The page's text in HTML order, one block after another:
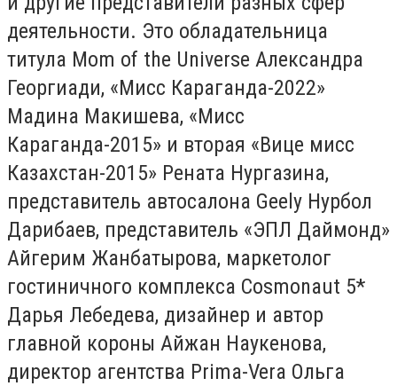
деятельности. Это обладательница
титула Mom of the Universe Александра
Георгиади, «Мисс Караганда-2022»
Мадина Макишева, «Мисс
Караганда-2015» и вторая «Вице мисс
Казахстан-2015» Рената Нургазина,
представитель автосалона Geely Нурбол
Дарибаев, представитель «ЭПЛ Даймонд»
Айгерим Жанбатырова, маркетолог
гостиничного комплекса Cosmonaut 5*
Дарья Лебедева, дизайнер и автор
главной короны Айжан Наукенова,
директор агентства Prima-Vera Ольга